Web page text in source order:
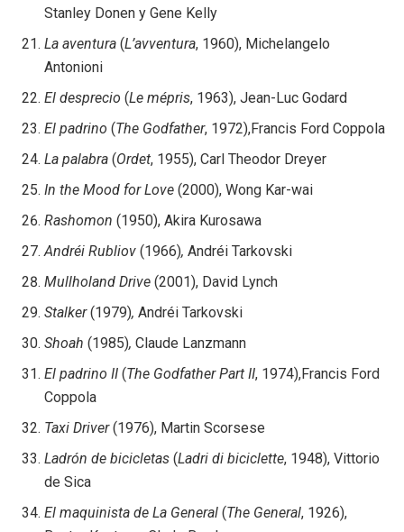
Stanley Donen y Gene Kelly
La aventura (L’avventura, 1960), Michelangelo
Antonioni
El desprecio(Le mépris, 1963), Jean-Luc Godard
El padrino(The Godfather, 1972),Francis Ford Coppola
La palabra (Ordet, 1955), Carl Theodor Dreyer
In the Mood for Love(2000), Wong Kar-wai
Rashomon(1950), Akira Kurosawa
Andréi Rubliov(1966), Andréi Tarkovski
Mullholand Drive(2001), David Lynch
Stalker(1979), Andréi Tarkovski
Shoah(1985), Claude Lanzmann
El padrino II(The Godfather Part II, 1974),Francis Ford
Coppola
Taxi Driver(1976), Martin Scorsese
Ladrón de bicicletas (Ladri di biciclette, 1948), Vittorio
de Sica
El maquinista de La General(The General, 1926),